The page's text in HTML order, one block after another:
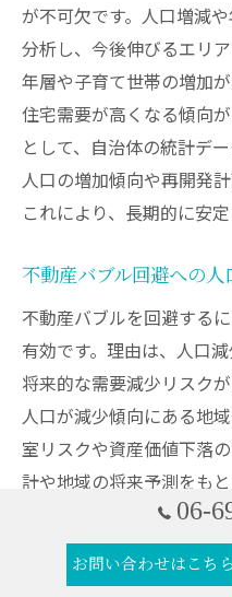
が不可欠です。人口増減
分析し、今後伸びるエリ
年層や子育て世帯の増加
住宅需要が高くなる傾向
として、自治体の統計デ
人口の増加傾向や再開発
これにより、長期的に安
不動産バブル回避への人
不動産バブルを回避する
有効です。理由は、人口
将来的な需要減少リスク
人口が減少傾向にある地
室リスクや資産価値下落
計や地域の将来予測をも
が堅調なエリアを選択す
です。
06-
お問い合わせはこちら